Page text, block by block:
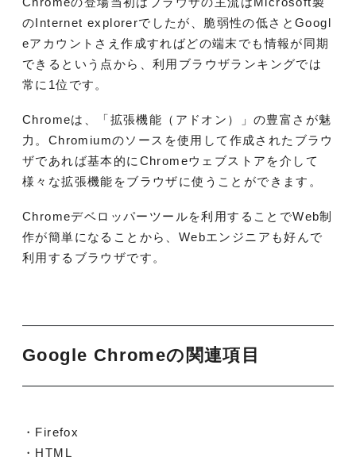
のInternet explorerでしたが、脆弱性の低さとGoogl
eアカウントさえ作成すればどの端末でも情報が同期
できるという点から、利用ブラウザランキングでは
常に1位です。
Chromeは、「拡張機能（アドオン）」の豊富さが魅
力。Chromiumのソースを使用して作成されたブラウ
ザであれば基本的にChromeウェブストアを介して
様々な拡張機能をブラウザに使うことができます。
Chromeデベロッパーツールを利用することでWeb制
作が簡単になることから、Webエンジニアも好んで
利用するブラウザです。
Google Chromeの関連項目
・Firefox
・HTML